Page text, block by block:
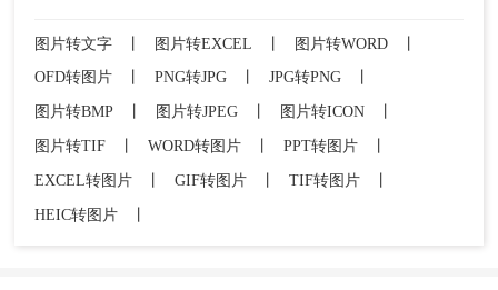
图片转文字 丨 图片转EXCEL 丨 图片转WORD
丨
OFD转图片
PNG转JPG JPG转PNG
图片转BMP
图片转JPEG 图片转ICON
图片转TIF
WORD转图片 PPT转图片
EXCEL转图片
GIF转图片 TIF转图片
HEIC转图片